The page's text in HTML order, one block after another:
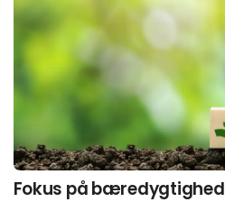
Fokus på bæredygtighed